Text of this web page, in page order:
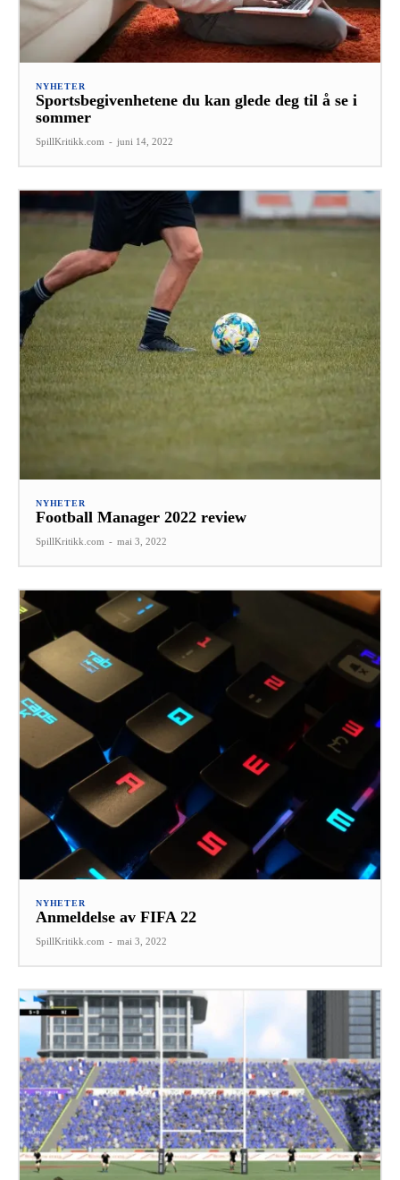
NYHETER
Sportsbegivenhetene du kan glede deg til å se i
sommer
SpillKritikk.com - juni 14, 2022
NYHETER
Football Manager 2022 review
SpillKritikk.com - mai 3, 2022
NYHETER
Anmeldelse av FIFA 22
SpillKritikk.com - mai 3, 2022